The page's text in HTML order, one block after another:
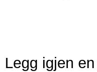
Legg igjen